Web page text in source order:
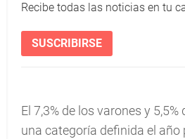
Recibe todas las noticias en tu
SUSCRIBIRSE
El 7,3% de los varones y
una categoría definida el año